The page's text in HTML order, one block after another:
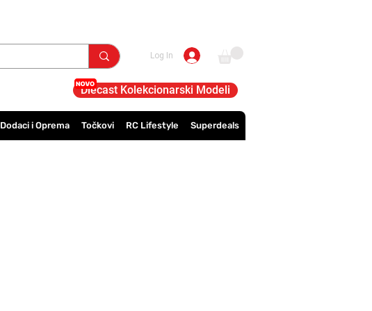
Log In
Diecast Kolekcionarski Modeli
Dodaci i Oprema Točkovi RC Lifestyle Superdeals